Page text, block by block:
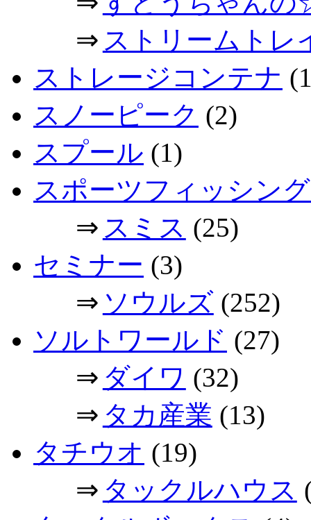
⇒ ストリームトレ
ストレージコンテナ
スノーピーク (2)
スプール (1)
スポーツフィッシン
⇒ スミス (25)
セミナー (3)
⇒ ソウルズ(252)
ソルトワールド (27)
⇒ ダイワ (32)
⇒ タカ産業 (13)
タチウオ (19)
⇒ タックルハウス